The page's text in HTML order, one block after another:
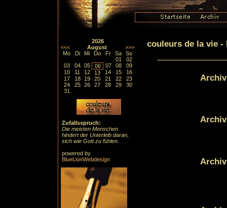
2026
<<<
August
>>>
Mo
Di Mi Do Fr Sa
So
01
02
03
04 05 06 07 08
09
10
11 12 13 14 15
16
17
18 19 20 21 22
23
24
25 26 27 28 29
30
31
Zufallsspruch:
Die meisten Menschen
hindert der Unterleib daran,
sich wie Gott zu fühlen.
powered by
BlueLionWebdesign
couleurs de la vie